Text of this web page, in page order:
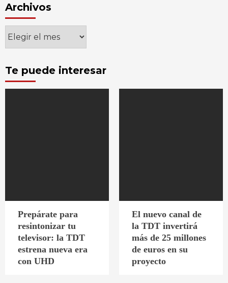
Archivos
Te puede interesar
Prepárate para
resintonizar tu
televisor: la TDT
estrena nueva era
con UHD
El nuevo canal de
la TDT invertirá
más de 25 millones
de euros en su
proyecto